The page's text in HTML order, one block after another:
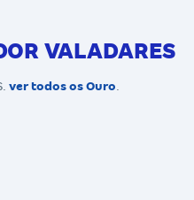
VALADARES
ver todos os Ouro.